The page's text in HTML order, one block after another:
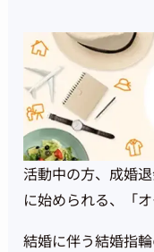
活動中の方、成婚
に始められる、「
結婚に伴う結婚指